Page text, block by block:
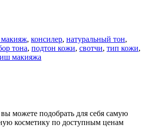
макияж, консилер, натуральный тон,
тона, подтон кожи, свотчи, тип кожи,
макияжа
можете подобрать для себя самую
косметику по доступным ценам